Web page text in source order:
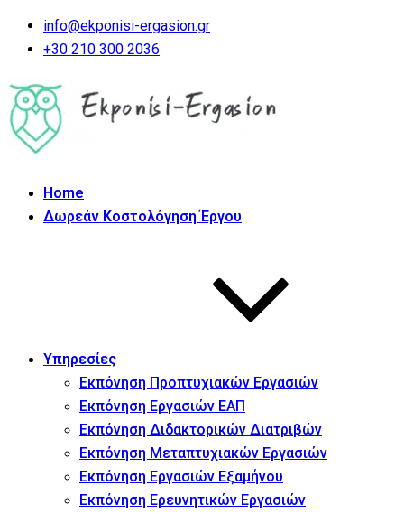
info@ekponisi-ergasion.gr
+30 210 300 2036
Home
Δωρεάν Κοστολόγηση Έργου
Υπηρεσίες
Εκπόνηση Προπτυχιακών Εργασιών
Εκπόνηση Εργασιών ΕΑΠ
Εκπόνηση Διδακτορικών Διατριβών
Εκπόνηση Μεταπτυχιακών Εργασιών
Εκπόνηση Εργασιών Εξαμήνου
Εκπόνηση Ερευνητικών Εργασιών